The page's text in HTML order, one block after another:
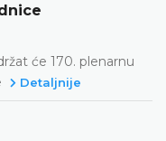
će 170. plenarnu
Detaljnije